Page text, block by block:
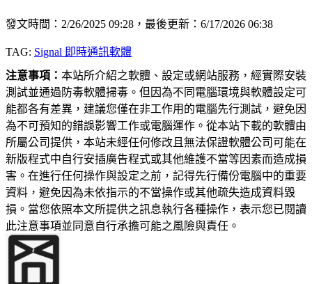
發文時間：2/26/2025 09:28，最後更新：6/17/2026 06:38
TAG: Signal 即時通訊軟體
注意事項： 本站所介紹之軟體、設定或網站服務，經實際安裝
測試並通過防毒軟體掃毒。但因為不同電腦環境與軟體設定可
能都各有差異，建議您僅在非工作用的電腦先行測試，避免因
為不可預知的錯誤影響工作或電腦運作。從本站下載的軟體由
所屬公司提供，本站未經任何修改且無法保證軟體公司可能在
新版程式中自行安插廣告程式或其他維護不當等因素而造成損
害。在進行任何操作與設定之前，記得先行備份電腦中的重要
資料，避免因為未依指示的不當操作或其他疏失造成資料毀
損。當您依照本文所提供之訊息執行各種操作，表示您已閱讀
此注意事項並同意自行承擔可能之風險與責任。